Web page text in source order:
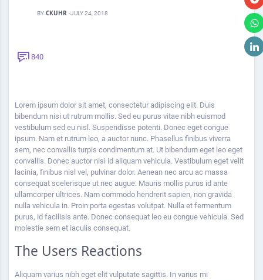
BY CKUHR -JULY 24, 2018
840
Lorem ipsum dolor sit amet, consectetur adipiscing elit. Duis
bibendum nisi ut rutrum mollis. Sed eu purus vitae nibh euismod
vestibulum sed eu nisl. Suspendisse potenti. Donec eget congue
ipsum. Nam et rutrum leo, a auctor nunc. Phasellus finibus viverra
sem, nec convallis turpis condimentum at. Ut bibendum eget leo eget
convallis. Donec auctor nisi id aliquam vehicula. Vestibulum eget velit
lacinia, finibus nisl vel, pulvinar dolor. Aenean nec arcu ac massa
consequat scelerisque ut nec augue. Mauris mollis purus id ante
ullamcorper ultrices. Nam commodo hendrerit sapien, non gravida
nulla vehicula in. Proin porta egestas volutpat. Nulla et fermentum
purus, id facilisis ante. Donec consequat leo eu congue vehicula. Sed
molestie sem et iaculis consequat.
The Users Reactions
Aliquam varius nibh eget elit vulputate sagittis. In varius mi